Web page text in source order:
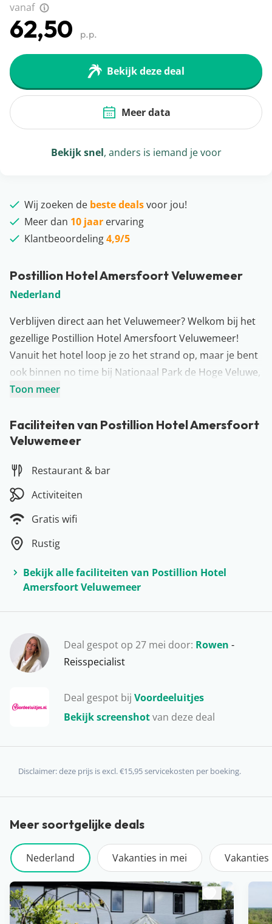
Deal gespot op 27 mei door: Rowen -
Reisspecialist
Deal gespot bij Voordeeluitjes
Bekijk screenshotvan deze deal
Postillion Hotel Amersfoort Veluwemeer
Nederland
Verblijven direct aan het Veluwemeer? Welkom bij het
gezellige Postillion Hotel Amersfoort Veluwemeer!
Vanuit het hotel loop je zo het strand op, maar je bent
ook binnen no time bij Nationaal Park de Hoge Veluwe,
Dierenpark Amersfoort en het Dolfinarium in
een gezellig hapje in het restaurant… Ideaal toch? Sluit
de dag af met een afzakkertje in de bar en denk maar
dag!
Toon meer
Faciliteiten van Postillion Hotel Amersfoort
Veluwemeer
Restaurant & bar
Activiteiten
Gratis wifi
Rustig
Bekijk alle faciliteiten van Postillion Hotel
Amersfoort Veluwemeer
Disclaimer: deze prijs is excl. €15,95 servicekosten per boeking.
vanaf
62,50 p.p.
Bekijk deze deal
Meer data
Bekijk snel, anders is iemand je voor
Wij zoeken de beste dealsvoor jou!
Meer dan 10 jaar ervaring
Klantbeoordeling4,9/5
Meer soortgelijke deals
Nederland Vakanties in mei